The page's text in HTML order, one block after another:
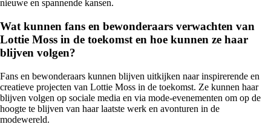
nieuwe en spannende kansen.
Wat kunnen fans en bewonderaars verwachten van
Lottie Moss in de toekomst en hoe kunnen ze haar
blijven volgen?
Fans en bewonderaars kunnen blijven uitkijken naar inspirerende en
creatieve projecten van Lottie Moss in de toekomst. Ze kunnen haar
blijven volgen op sociale media en via mode-evenementen om op de
hoogte te blijven van haar laatste werk en avonturen in de
modewereld.